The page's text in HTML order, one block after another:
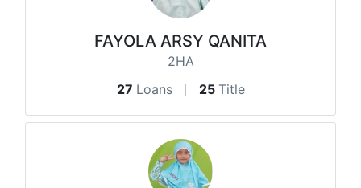
FAYOLA ARSY QANITA
2HA
27 Loans 25 Title